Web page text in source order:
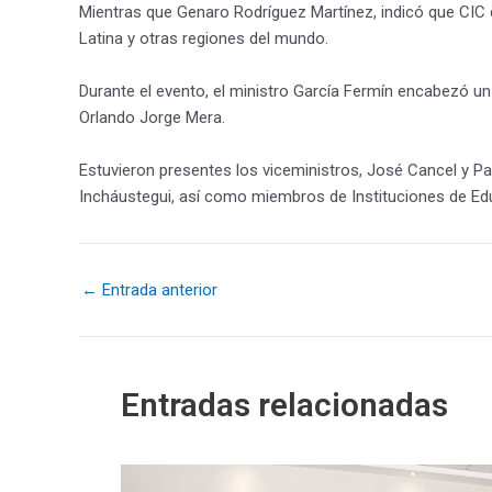
Mientras que Genaro Rodríguez Martínez, indicó que
Latina y otras regiones del mundo.
Durante el evento, el ministro García Fermín encabezó
Orlando Jorge Mera.
Estuvieron presentes los viceministros, José Cancel y
Incháustegui, así como miembros de Instituciones de
← Entrada anterior
Entradas relacionadas